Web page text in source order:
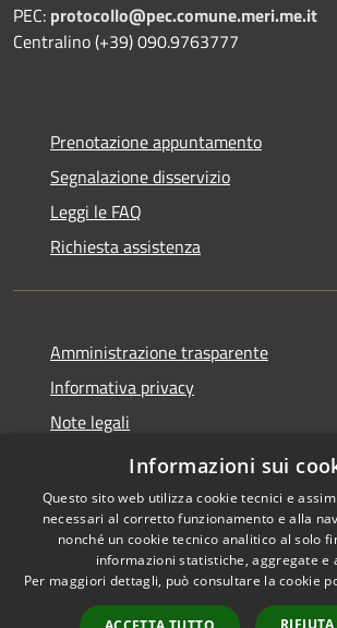
PEC: protocollo@pec.comune.meri.me.it
Centralino (+39) 090.9763777
Prenotazione appuntamento
Segnalazione disservizio
Leggi le FAQ
Richiesta assistenza
Amministrazione trasparente
Informativa privacy
Note legali
Dichiarazione di accessibilità
Accessibilità
Copyright
Informazioni sui
Questo sito web utilizza cookie tecnici e
necessari al corretto funzionamento e alla
nonché un cookie tecnico analitico al solo
informazioni statistiche, aggregate e
Per maggiori dettagli, può consultare la cookie